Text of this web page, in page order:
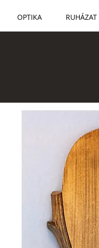
OPTIKA RUHÁZAT